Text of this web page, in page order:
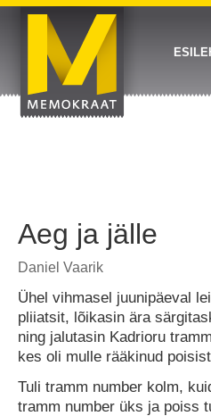
Aeg ja jälle
Daniel Vaarik
Ühel vihmasel juunipäeval
pliiatsit, lõikasin ära
ning jalutasin Kadrioru
kes oli mulle rääkinud
Tuli tramm number kolm,
tramm number üks ja poiss